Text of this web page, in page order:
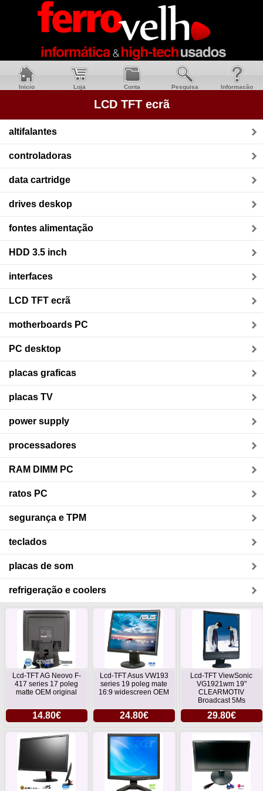
Inicio Loja Conta Pesquisa Informacão
LCD TFT ecrã
altifalantes
controladoras
data cartridge
drives deskop
fontes alimentação
HDD 3.5 inch
interfaces
LCD TFT ecrã
motherboards PC
PC desktop
placas graficas
placas TV
power supply
processadores
RAM DIMM PC
ratos PC
segurança e TPM
teclados
placas de som
refrigeração e coolers
Lcd-TFT AG Neovo F-
417 series 17 poleg
matte OEM original
14.80€
Lcd-TFT Asus VW193
series 19 poleg mate
16:9 widescreen OEM
24.80€
Lcd-TFT ViewSonic
VG1921wm 19"
CLEARMOTIV
Broadcast 5Ms
29.80€